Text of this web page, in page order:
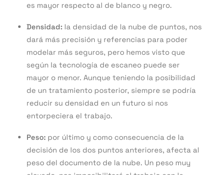
es mayor respecto al de blanco y negro.
Densidad: la densidad de la nube de puntos, nos
dará más precisión y referencias para poder
modelar más seguros, pero hemos visto que
según la tecnología de escaneo puede ser
mayor o menor. Aunque teniendo la posibilidad
de un tratamiento posterior, siempre se podría
reducir su densidad en un futuro si nos
entorpeciera el trabajo.
Peso: por último y como consecuencia de la
decisión de los dos puntos anteriores, afecta al
peso del documento de la nube. Un peso muy